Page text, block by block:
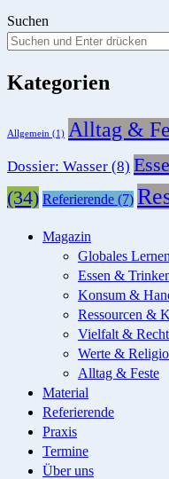
Suchen
Suchen
nach:
Kategorien
Allgemein (1) Alltag &
Dossier: Wasser (8)
(34) Referierende (7)
Magazin
Globales
Essen &
Konsum &
Ressourcen &
Vielfalt &
Werte &
Alltag & Feste
Material
Referierende
Praxis
Termine
Über uns